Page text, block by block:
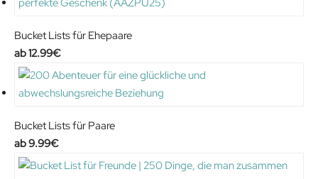
Bucket Lists für Ehepaare
12.99€
Bucket Lists für Paare
9.99€